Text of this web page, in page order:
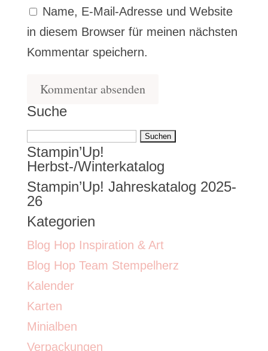
Name, E-Mail-Adresse und Website
in diesem Browser für meinen nächsten
Kommentar speichern.
Suche
Suchen
nach:
Stampin’Up!
Herbst-/Winterkatalog
Stampin’Up! Jahreskatalog 2025-
26
Kategorien
Blog Hop Inspiration & Art
Blog Hop Team Stempelherz
Kalender
Karten
Minialben
Verpackungen